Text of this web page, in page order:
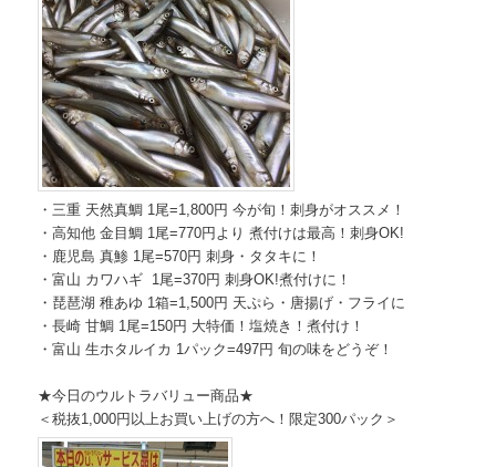
・三重 天然真鯛 1尾=1,800円 今が旬！刺身がオススメ！
・高知他 金目鯛 1尾=770円より 煮付けは最高！刺身OK!
・鹿児島 真鯵 1尾=570円 刺身・タタキに！
・富山 カワハギ 1尾=370円 刺身OK!煮付けに！
・琵琶湖 稚あゆ 1箱=1,500円 天ぷら・唐揚げ・フライに
・長崎 甘鯛 1尾=150円 大特価！塩焼き！煮付け！
・富山 生ホタルイカ 1パック=497円 旬の味をどうぞ！
★今日のウルトラバリュー商品★
＜税抜1,000円以上お買い上げの方へ！限定300パック＞